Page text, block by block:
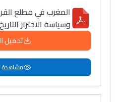
وسياسة الاحتراز التاريخ 1 باك آداب
تحميل
مشاهدة